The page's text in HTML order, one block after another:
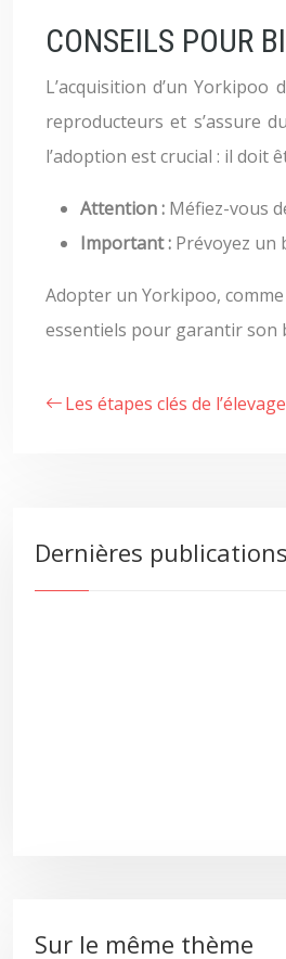
CONSEILS POUR
L’acquisition d’un
reproducteurs et s’assure
l’adoption est crucial : il doit
Attention : Méfiez-vous
Important : Prévoyez un
Adopter un Yorkipoo,
essentiels pour garantir son
Les étapes clés de
Dernières publications
Sur le même thème